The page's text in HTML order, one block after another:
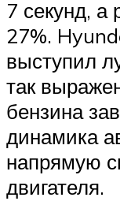
7 секунд, а
27%.
выступил
так
бензина
динамика
напрямую
двигателя.